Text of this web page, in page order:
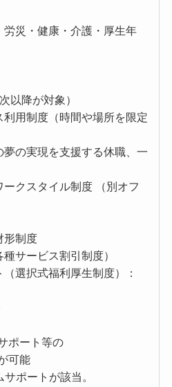
災・健康・介護・厚生年
以降が対象）
用制度（時間や場所を限定
の実現を支援する休職、一
クスタイル制度 （別オフ
形制度
サービス割引制度）
選択式福利厚生制度）：
ポート等の
可能
ポートが該当。